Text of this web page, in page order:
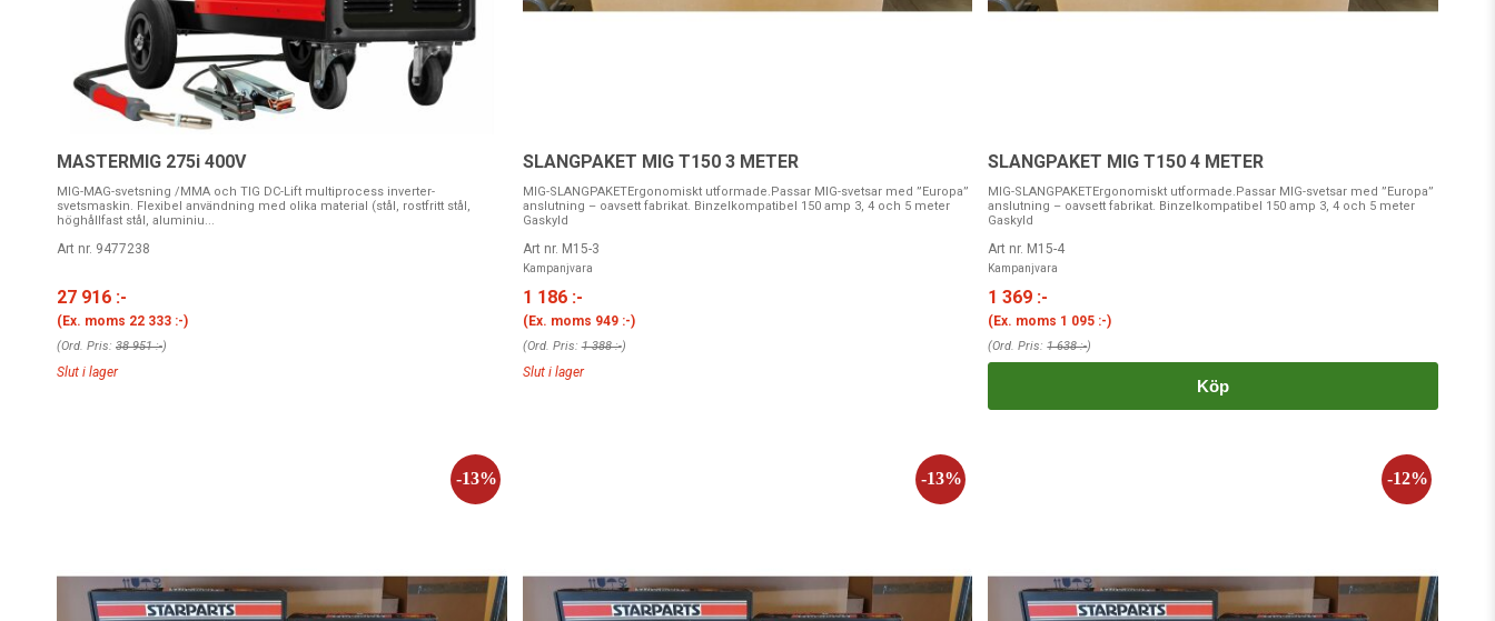
MASTERMIG 275i 400V
MIG-MAG-svetsning /MMA och TIG DC-Lift multiprocess inverter-
svetsmaskin. Flexibel användning med olika material (stål, rostfritt stål,
höghållfast stål, aluminiu...
Art nr. 9477238
27 916 :-
(Ex. moms 22 333 :-)
(Ord. Pris: 38 951 :-)
Slut i lager
SLANGPAKET MIG T150 3 METER
MIG-SLANGPAKETErgonomiskt utformade.Passar MIG-svetsar med ”Europa”
anslutning – oavsett fabrikat. Binzelkompatibel 150 amp 3, 4 och 5 meter
Gaskyld
Art nr. M15-3
Kampanjvara
1 186 :-
(Ex. moms 949 :-)
(Ord. Pris:1 388 :-)
Slut i lager
SLANGPAKET MIG T150 4 METER
MIG-SLANGPAKETErgonomiskt utformade.Passar MIG-svetsar med ”Europa”
anslutning – oavsett fabrikat. Binzelkompatibel 150 amp 3, 4 och 5 meter
Gaskyld
Art nr. M15-4
Kampanjvara
1 369 :-
(Ex. moms 1 095 :-)
(Ord. Pris:1 638 :-)
Köp